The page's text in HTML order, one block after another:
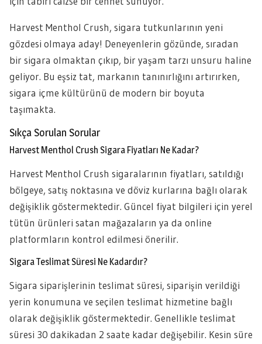
Harvest Menthol Crush, sigara tutkunlarının yeni
gözdesi olmaya aday! Deneyenlerin gözünde, sıradan
bir sigara olmaktan çıkıp, bir yaşam tarzı unsuru haline
geliyor. Bu eşsiz tat, markanın tanınırlığını artırırken,
sigara içme kültürünü de modern bir boyuta
taşımakta.
Sıkça Sorulan Sorular
Harvest Menthol Crush Sigara Fiyatları Ne Kadar?
Harvest Menthol Crush sigaralarının fiyatları, satıldığı
bölgeye, satış noktasına ve döviz kurlarına bağlı olarak
değişiklik göstermektedir. Güncel fiyat bilgileri için yerel
tütün ürünleri satan mağazaların ya da online
platformların kontrol edilmesi önerilir.
Sigara Teslimat Süresi Ne Kadardır?
Sigara siparişlerinin teslimat süresi, siparişin verildiği
yerin konumuna ve seçilen teslimat hizmetine bağlı
olarak değişiklik göstermektedir. Genellikle teslimat
süresi 30 dakikadan 2 saate kadar değişebilir. Kesin süre